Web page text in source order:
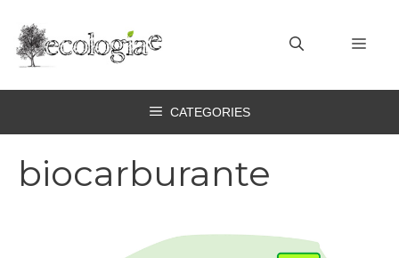
contenuto
CATEGORIES
biocarburante